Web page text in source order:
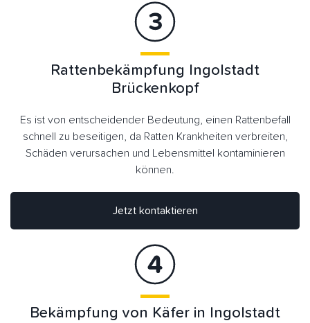
Rattenbekämpfung Ingolstadt
Brückenkopf
Es ist von entscheidender Bedeutung, einen Rattenbefall
schnell zu beseitigen, da Ratten Krankheiten verbreiten,
Schäden verursachen und Lebensmittel kontaminieren
können.
Jetzt kontaktieren
Bekämpfung von Käfer in Ingolstadt